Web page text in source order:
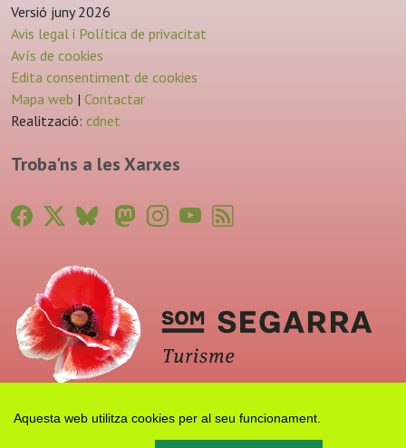
Aquesta web utilitza cookies per al seu funcionament.
Versió juny 2026
Avis legal i Política de privacitat
Avís de cookies
Edita consentiment de cookies
Mapa web | Contactar
Realització: cdnet
Troba'ns a les Xarxes